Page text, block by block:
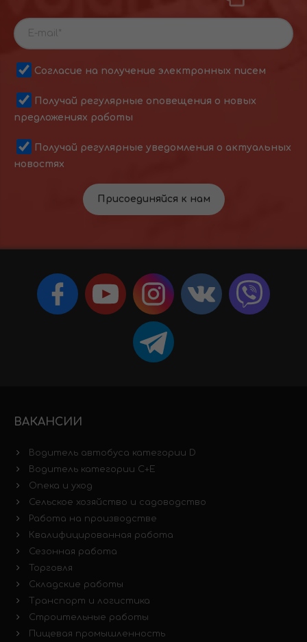
Согласие на получение электронных писем
Получай регулярные оповещения о новых
предложениях работы
Получай регулярные уведомления о актуальных
новостях
Присоединяйся к нам
ВАКАНСИИ
Водитель автобуса категории D
Водитель категории C+E
Опека и уход
Сельское хозяйство и садоводство
Работа на производстве
Квалифицированная работа
Сезонная работа
Торговля
Складские работы
Транспорт и логистика
Строительные работы
Пищевая промышленность